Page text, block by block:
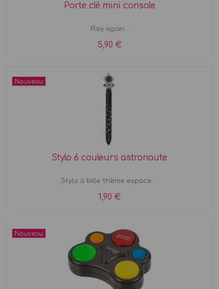
Porte clé mini console
Play again...
5,90 €
Nouveau
Stylo 6 couleurs astronaute
Stylo à bille thème espace ...
1,90 €
Nouveau